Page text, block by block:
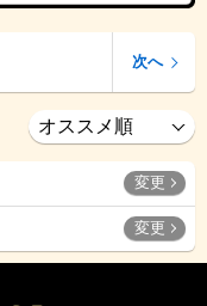
次へ
変更
変更